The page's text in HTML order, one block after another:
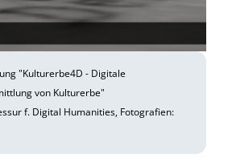
"Kulturerbe4D - Digitale
von Kulturerbe"
f. Digital Humanities, Fotografien: